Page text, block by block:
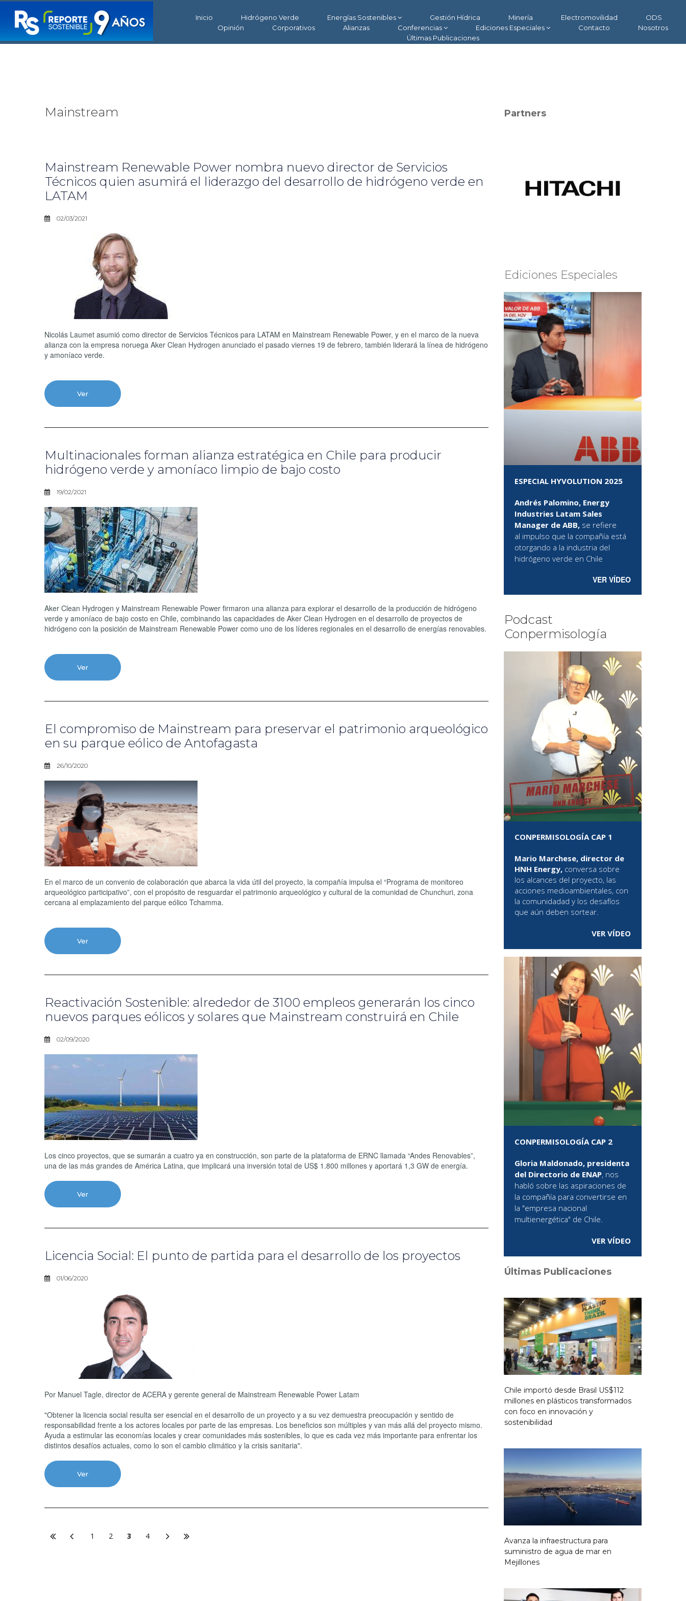
Inicio Hidrógeno Verde Energías Sostenibles Gestión Hídrica Minería Electromovilidad
ODS
Opinión
Corporativos Alianzas Conferencias Ediciones Especiales Contacto
Nosotros
Últimas Publicaciones
Mainstream
Mainstream Renewable Power nombra nuevo director de Servicios
Técnicos quien asumirá el liderazgo del desarrollo de hidrógeno verde en
LATAM
02/03/2021
Nicolás Laumet asumió como director de Servicios Técnicos para LATAM en Mainstream Renewable Power, y en el marco de la nueva
alianza con la empresa noruega Aker Clean Hydrogen anunciado el pasado viernes 19 de febrero, también liderará la línea de hidrógeno
y amoníaco verde.
Ver
Multinacionales forman alianza estratégica en Chile para producir
hidrógeno verde y amoníaco limpio de bajo costo
19/02/2021
Aker Clean Hydrogen y Mainstream Renewable Power firmaron una alianza para explorar el desarrollo de la producción de hidrógeno
verde y amoníaco de bajo costo en Chile, combinando las capacidades de Aker Clean Hydrogen en el desarrollo de proyectos de
hidrógeno con la posición de Mainstream Renewable Power como uno de los líderes regionales en el desarrollo de energías renovables.
Ver
El compromiso de Mainstream para preservar el patrimonio arqueológico
en su parque eólico de Antofagasta
26/10/2020
En el marco de un convenio de colaboración que abarca la vida útil del proyecto, la compañía impulsa el “Programa de monitoreo
arqueológico participativo”, con el propósito de resguardar el patrimonio arqueológico y cultural de la comunidad de Chunchuri, zona
cercana al emplazamiento del parque eólico Tchamma.
Ver
Reactivación Sostenible: alrededor de 3100 empleos generarán los cinco
nuevos parques eólicos y solares que Mainstream construirá en Chile
02/09/2020
Los cinco proyectos, que se sumarán a cuatro ya en construcción, son parte de la plataforma de ERNC llamada “Andes Renovables”,
una de las más grandes de América Latina, que implicará una inversión total de US$ 1.800 millones y aportará 1,3 GW de energía.
Ver
Licencia Social: El punto de partida para el desarrollo de los proyectos
01/06/2020
Por Manuel Tagle, director de ACERA y gerente general de Mainstream Renewable Power Latam
"Obtener la licencia social resulta ser esencial en el desarrollo de un proyecto y a su vez demuestra preocupación y sentido de
responsabilidad frente a los actores locales por parte de las empresas. Los beneficios son múltiples y van más allá del proyecto mismo.
Ayuda a estimular las economías locales y crear comunidades más sostenibles, lo que es cada vez más importante para enfrentar los
distintos desafíos actuales, como lo son el cambio climático y la crisis sanitaria".
Ver
1 2 3 4
Partners
Ediciones Especiales
ESPECIAL HYVOLUTION 2025
Andrés Palomino, Energy
Industries Latam Sales
Manager de ABB, se refiere
al impulso que la compañía está
otorgando a la industria del
hidrógeno verde en Chile
VER VÍDEO
Podcast
Conpermisología
CONPERMISOLOGÍA CAP 1
Mario Marchese, director de
HNH Energy, conversa sobre
los alcances del proyecto, las
acciones medioambientales, con
la comunidadad y los desafíos
que aún deben sortear.
VER VÍDEO
CONPERMISOLOGÍA CAP 2
Gloria Maldonado, presidenta
del Directorio de ENAP, nos
habló sobre las aspiraciones de
la compañía para convertirse en
la "empresa nacional
multienergética" de Chile.
VER VÍDEO
Últimas Publicaciones
Chile importó desde Brasil US$112
millones en plásticos transformados
con foco en innovación y
sostenibilidad
Avanza la infraestructura para
suministro de agua de mar en
Mejillones